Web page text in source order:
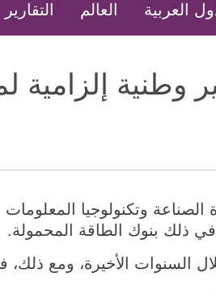
العربية العالم
وطنية إلزامية
تلتمس وزارة الصناعة وتكنولوجيا
في ذلك بنوك الطاقة المحمولة.
السنوات الأخيرة، ومع